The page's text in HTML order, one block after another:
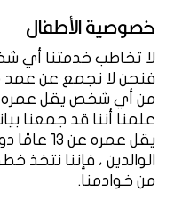
خصوصية الأطفال
فنحن لا نجمع عن
علمنا أننا قد جمعنا
يقل عمره
الوالدين ، فإننا نتخذ
من خوادمنا.